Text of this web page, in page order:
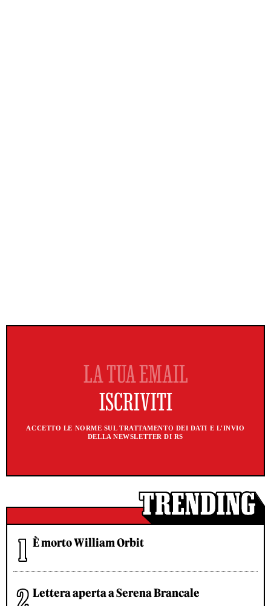
ACCETTO LE NORME SUL TRATTAMENTO DEI DATI E L'INVIO
DELLA NEWSLETTER DI RS
È morto William Orbit
Lettera aperta a Serena Brancale